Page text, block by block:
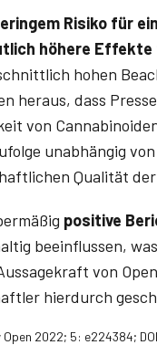
Risiko für
höhere Effekte
hohen
heraus, dass
von
unabhängig
Qualität
positive
beeinflussen,
von
hierdurch
2022; 5: e224384;